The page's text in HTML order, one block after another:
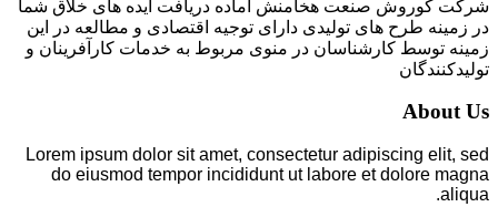
شرکت کوروش صنعت هخامنش آماده دریافت ایده های خلاق شما
در زمینه طرح های تولیدی دارای توجیه اقتصادی و مطالعه در این
زمینه توسط کارشناسان در منوی مربوط به خدمات کارآفرینان و
تولیدکنندگان
About Us
Lorem ipsum dolor sit amet, consectetur adipiscing elit, sed
do eiusmod tempor incididunt ut labore et dolore magna
aliqua.